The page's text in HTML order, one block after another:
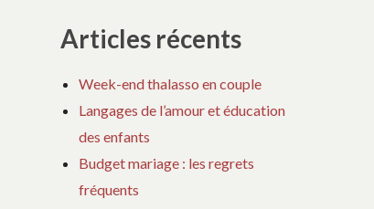
Articles récents
Week-end thalasso en couple
Langages de l’amour et éducation
des enfants
Budget mariage : les regrets
fréquents